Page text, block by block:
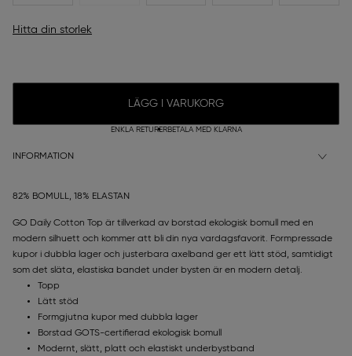
Hitta din storlek
LÄGG I VARUKORG
ENKLA RETURERBETALA MED KLARNA
INFORMATION
82% BOMULL, 18% ELASTAN
GO Daily Cotton Top är tillverkad av borstad ekologisk bomull med en
modern silhuett och kommer att bli din nya vardagsfavorit. Formpressade
kupor i dubbla lager och justerbara axelband ger ett lätt stöd, samtidigt
som det släta, elastiska bandet under bysten är en modern detalj.
Topp
Lätt stöd
Formgjutna kupor med dubbla lager
Borstad GOTS-certifierad ekologisk bomull
Modernt, slätt, platt och elastiskt underbystband